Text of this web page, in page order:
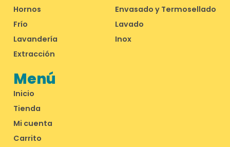
Menú
Inicio
Tienda
Mi cuenta
Carrito
Hornos
Envasado y Termosellado
Frío
Lavado
Lavandería
Inox
Extracción